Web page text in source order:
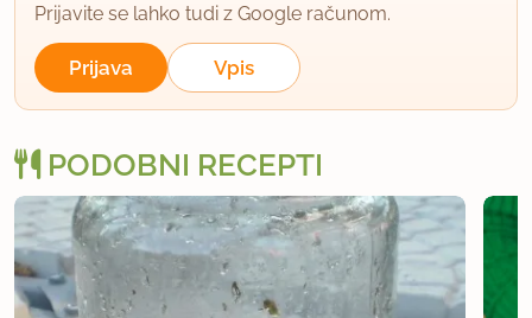
jernej9
član od 2007 8 sporočil
7.9.2007 ob 7:55
Malce pozno, vendar vseeno... ;)
Jaz sem dal vse sveže, vendar po mojem tudi suha
zelišča nebi smela bit problem...
Je pa zadeva resnično okusna... in zelo hitro gre po
Prijavite se lahko tudi z Google računom.
Prijava Vpis
PODOBNI RECEPTI